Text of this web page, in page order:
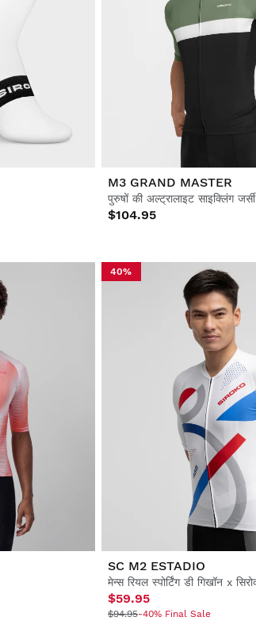
M3 GRAND MASTER
पुरुषों की अल्ट्रालाइट साइक्लिंग जर्सी
$104.95
40%
SC M2 ESTADIO
$59.95
$94.95-40% Final Sale